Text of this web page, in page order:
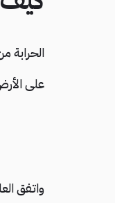
الحرابة
على
واتفق